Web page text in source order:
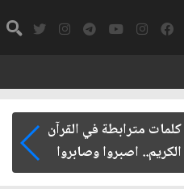
كلمات مترابطة في القرآن
الكريم.. اصبروا وصابروا